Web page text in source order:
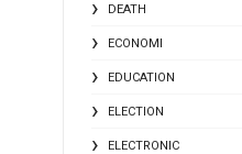
DEATH
ECONOMI
EDUCATION
ELECTION
ELECTRONIC